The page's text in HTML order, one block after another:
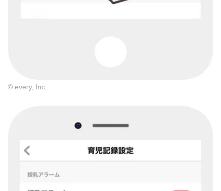
© every, Inc.